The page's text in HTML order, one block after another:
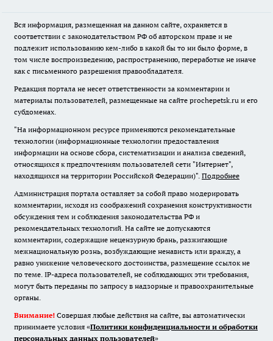
Вся информация, размещенная на данном сайте, охраняется в
соответствии с законодательством РФ об авторском праве и не
подлежит использованию кем-либо в какой бы то ни было форме, в
том числе воспроизведению, распространению, переработке не иначе
как с письменного разрешения правообладателя.
Редакция портала не несет ответственности за комментарии и
материалы пользователей, размещенные на сайте prochepetsk.ru и его
субдоменах.
"На информационном ресурсе применяются рекомендательные
технологии (информационные технологии предоставления
информации на основе сбора, систематизации и анализа сведений,
относящихся к предпочтениям пользователей сети "Интернет",
находящихся на территории Российской Федерации)". Подробнее
Администрация портала оставляет за собой право модерировать
комментарии, исходя из соображений сохранения конструктивности
обсуждения тем и соблюдения законодательства РФ и
рекомендательных технологий. На сайте не допускаются
комментарии, содержащие нецензурную брань, разжигающие
межнациональную рознь, возбуждающие ненависть или вражду, а
равно унижение человеческого достоинства, размещение ссылок не
по теме. IP-адреса пользователей, не соблюдающих эти требования,
могут быть переданы по запросу в надзорные и правоохранительные
органы.
Внимание! Совершая любые действия на сайте, вы автоматически
принимаете условия «Политики конфиденциальности и обработки
персональных данных пользователей»